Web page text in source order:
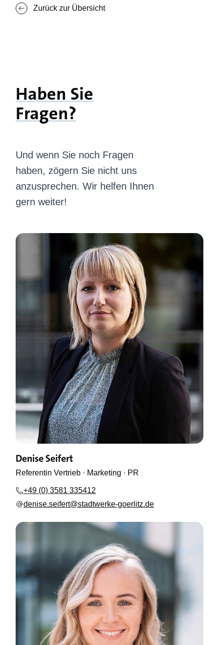
Zurück zur Übersicht
Haben Sie
Fragen?
Und wenn Sie noch Fragen
haben, zögern Sie nicht uns
anzusprechen. Wir helfen Ihnen
gern weiter!
Denise Seifert
Referentin Vertrieb · Marketing · PR
+49 (0) 3581 335412
denise.seifert@stadtwerke-goerlitz.de